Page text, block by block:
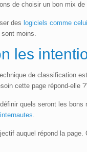
de choisir un bon mix
des logiciels comme
moins.
l es
de classification
cette page répond-elle
quels seront les
.
auquel répond la